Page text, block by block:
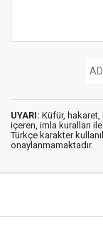
UYARI: Küfür, hakaret,
içeren, imla kuralları ile
Türkçe karakter
onaylanmamaktadır.